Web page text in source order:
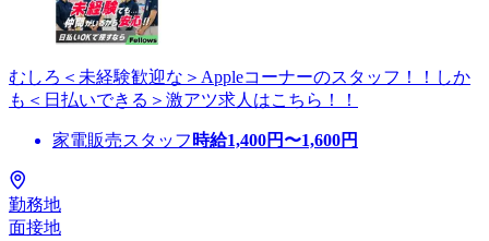
むしろ＜未経験歓迎な＞Appleコーナーのスタッフ！！しか
も＜日払いできる＞激アツ求人はこちら！！
家電販売スタッフ 時給1,400円〜1,600円
勤務地
面接地